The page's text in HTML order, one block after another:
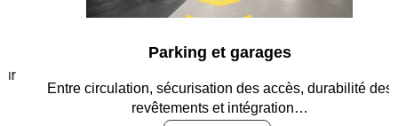
Parking et garages
Entre circulation, sécurisation des accès, durabilité des
revêtements et intégration…